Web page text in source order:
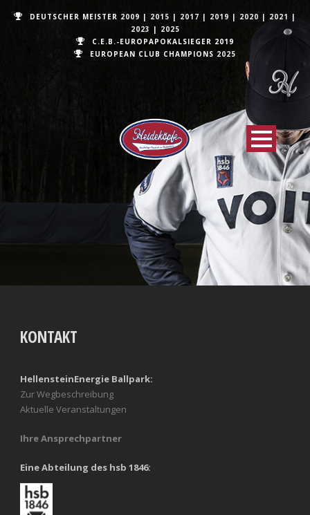
DEUTSCHER MEISTER 2009 | 2015 | 2017 | 2019 | 2020 | 2021 |
2023 | 2025
C.E.B.-EUROPAPOKALSIEGER 2019
EUROPEAN CLUB CHAMPIONS 2025
KONTAKT
HellensteinEnergie Ballpark:
Zur Wegbeschreibung
Aktuelle Veranstaltungen
Ihre Ansprechpartner
Eine Abteilung des hsb 1846: